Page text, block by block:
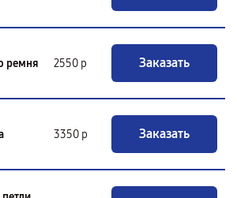
ремня 2550 р Заказать
3350 р Заказать